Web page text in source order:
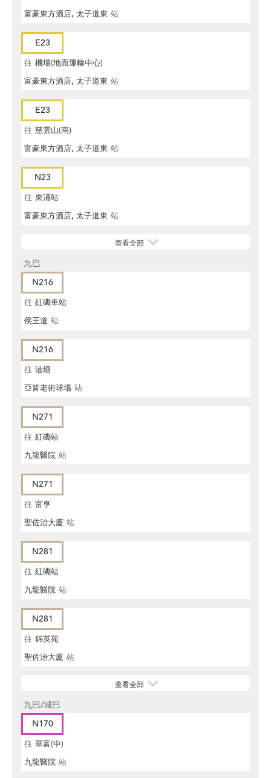
富豪東方酒店, 太子道東 站
E23
往 機場(地面運輸中心)
富豪東方酒店, 太子道東 站
E23
往 慈雲山(南)
富豪東方酒店, 太子道東 站
N23
往 東涌站
富豪東方酒店, 太子道東 站
查看全部
九巴
N216
往 紅磡車站
侯王道 站
N216
往 油塘
亞皆老街球場 站
N271
往 紅磡站
九龍醫院 站
N271
往 富亨
聖佐治大廈 站
N281
往 紅磡站
九龍醫院 站
N281
往 錦英苑
聖佐治大廈 站
查看全部
九巴/城巴
N170
往 華富(中)
九龍醫院 站